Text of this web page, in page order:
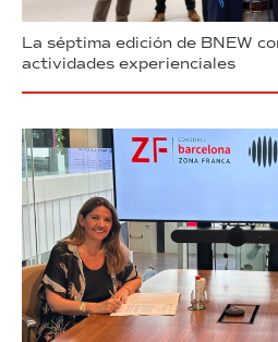
La séptima edición de BNEW
actividades experienciales